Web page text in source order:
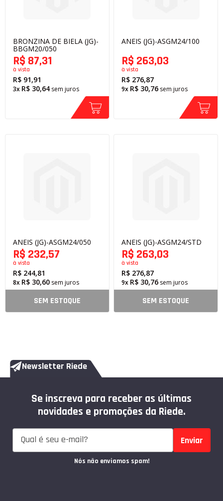
BRONZINA DE BIELA (JG)-
BBGM20/050
R$ 91,91
R$ 87,31
à vista
3x R$ 30,64 sem juros
ANEIS (JG)-ASGM24/100
R$ 276,87
R$ 263,03
à vista
9x R$ 30,76 sem juros
ANEIS (JG)-ASGM24/050
R$ 244,81
R$ 232,57
à vista
8x R$ 30,60 sem juros
SEM ESTOQUE
ANEIS (JG)-ASGM24/STD
R$ 276,87
R$ 263,03
à vista
9x R$ 30,76 sem juros
SEM ESTOQUE
Newsletter Riede
Se inscreva para receber as últimas
novidades e promoções da Riede.
Enviar
Nós não enviamos spam!